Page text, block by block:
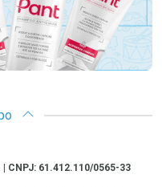
CNPJ: 61.412.110/0565-33